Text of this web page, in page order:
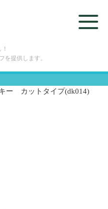
を提供します。
ー カットタイプ(dk014)